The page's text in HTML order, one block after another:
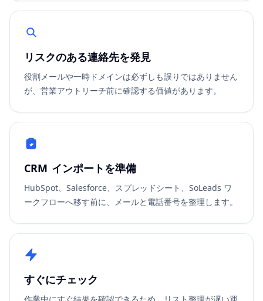
リスクのある連絡先を発見
役割メールや一時ドメインは必ずしも誤りではありません
が、営業アウトリーチ前に確認する価値があります。
CRM インポートを準備
HubSpot、Salesforce、スプレッドシート、SoLeads ワ
ークフローへ移す前に、メールと電話番号を整理します。
すぐにチェック